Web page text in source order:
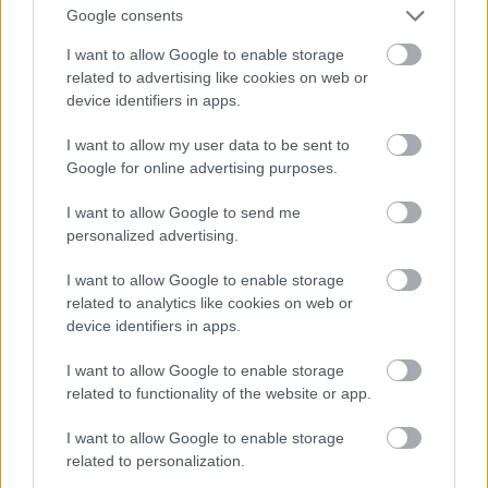
Google consents
I want to allow Google to enable storage
related to advertising like cookies on web or
device identifiers in apps.
I want to allow my user data to be sent to
Google for online advertising purposes.
I want to allow Google to send me
personalized advertising.
I want to allow Google to enable storage
related to analytics like cookies on web or
device identifiers in apps.
I want to allow Google to enable storage
related to functionality of the website or app.
I want to allow Google to enable storage
related to personalization.
(Oké, a fityesz sem szentek gyülekezete, ők is
térség éllovasai voltunk, most meg...)
Emigrálok Botswanába. Állítólag nagyon jó ott a
irrelevant
17 éve
Nyugodjatok meg, Gyurcsány "nem szokványos
eszközöket" is felhasznál az árfolyamgyengülés
megállítására, így minden rendben lesz:
fricska.blog.hu/2009/02/28/oknyomozo_szilvasy_ne
m_ment_dubaiba